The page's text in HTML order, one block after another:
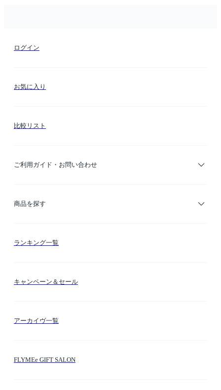
ログイン
お気に入り
比較リスト
ご利用ガイド・お問い合わせ
ご利用ガイド
商品を探す
カテゴリー検索
ランキング一覧
キャンペーン＆セール
アーカイヴ一覧
FLYMEe GIFT SALON